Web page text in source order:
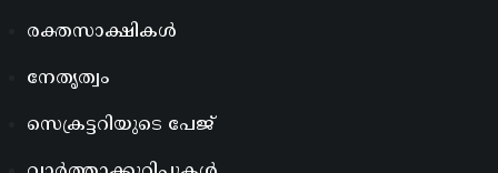
രക്തസാക്ഷികൾ
നേതൃത്വം
സെക്രട്ടറിയുടെ പേജ്